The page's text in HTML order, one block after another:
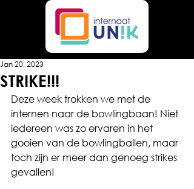
STRIKE!!!
Jan 20, 2023
Deze week trokken we met de
internen naar de bowlingbaan! Niet
iedereen was zo ervaren in het
gooien van de bowlingballen, maar
toch zijn er meer dan genoeg strikes
gevallen!